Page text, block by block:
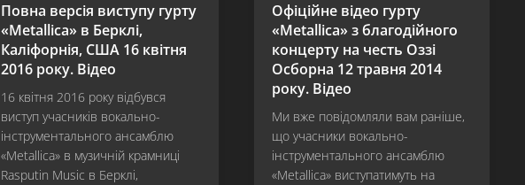
Metallica
Puppets
The
$5.98
E.P.
–
Garage
Days
Re-
Revisited
Повна версія виступу гурту
«Metallica» в Берклі,
Каліфорнія, США 16 квітня
2016 року. Відео
16 квітня 2016 року відбувся
виступ учасників вокально-
інструментального ансамблю
«Metallica» в музичній крамниці
Rasputin Music в Берклі,
Офіційне відео гурту
«Metallica» з благодійного
концерту на честь Оззі
Осборна 12 травня 2014
року. Відео
Ми вже повідомляли вам раніше,
що учасники вокально-
інструментального ансамблю
«Metallica» виступатимуть на